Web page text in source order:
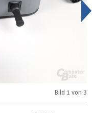
Bild 1 von 3